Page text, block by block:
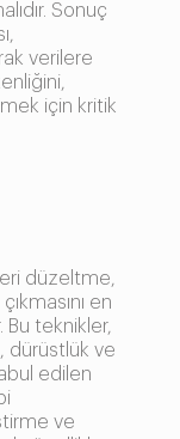
Sonuç
verilere
için kritik
düzeltme,
en
teknikler,
dürüstlük ve
edilen
ve